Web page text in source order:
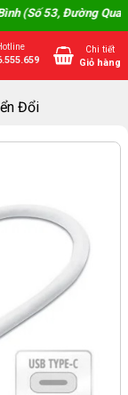
53, Đường Quang
Chi tiết
Giỏ hàng
Đổi